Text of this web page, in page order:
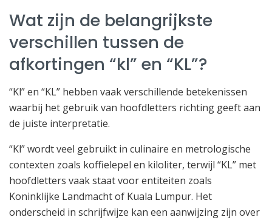
Wat zijn de belangrijkste
verschillen tussen de
afkortingen “kl” en “KL”?
“Kl” en “KL” hebben vaak verschillende betekenissen
waarbij het gebruik van hoofdletters richting geeft aan
de juiste interpretatie.
“Kl” wordt veel gebruikt in culinaire en metrologische
contexten zoals koffielepel en kiloliter, terwijl “KL” met
hoofdletters vaak staat voor entiteiten zoals
Koninklijke Landmacht of Kuala Lumpur. Het
onderscheid in schrijfwijze kan een aanwijzing zijn over